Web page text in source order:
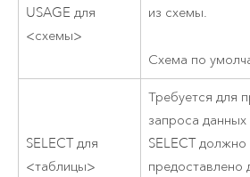
USAGE для
<схемы>
из схемы.
Схема по
SELECT для
<таблицы>
Требуется для
запроса
SELECT должно
предоставлено